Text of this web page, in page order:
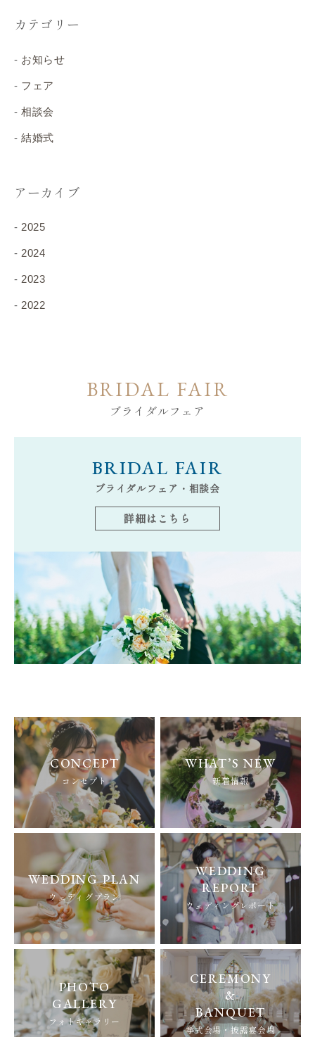
カテゴリー
お知らせ
フェア
相談会
結婚式
アーカイブ
2025
2024
2023
2022
BRIDAL FAIR
ブライダルフェア
BRIDAL FAIR
ブライダルフェア・相談会
詳細はこちら
CONCEPT
コンセプト
WHAT’S NEW
新着情報
WEDDING PLAN
ウェディグプラン
WEDDING
REPORT
ウェディングレポート
PHOTO
GALLERY
フォトギャラリー
CEREMONY
&
BANQUET
挙式会場・披露宴会場